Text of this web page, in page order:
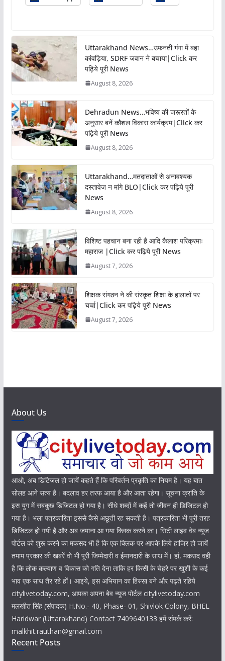
Uttarakhand News…उफनती गंगा में बहा
कांवड़िया, SDRF जवान ने बचाया|Click कर
पढ़िये पूरी News
August 8, 2026
Dehradun News…भविष्य की जरूरतों के
अनुसार बनें कौशल विकास कार्यक्रम|Click कर
पढ़िये पूरी News
August 8, 2026
Uttarakhand…मतदाताओं से अनावश्यक
दस्तावेज न मांगे BLO|Click कर पढ़िये पूरी
News
August 8, 2026
विशिष्ट पहचान बना रही है आदि कैलाश परिक्रमाः
महाराज |Click कर पढ़िये पूरी News
August 7, 2026
शिक्षक संगठन ने की संस्कृत शिक्षा के हालातों पर
चर्चा|Click कर पढ़िये पूरी News
August 7, 2026
About Us
आओ, अब डिटिजल हो जायें कहते हैं कि परिवर्तन प्रकृति का नियम है। यह बात
सोलह आने सत्य है। बदलाव हर तरफ आया है और आता रहेगा। सूचना क्रांति के
इस युग में सबकुछ डिजिटल हो गया है। सीधे शब्दों में कहें तो जीवन ही डिजिटल हो
गया है। भला पत्रकारिता इससे कैसे अछूती रह सकती है। पत्रकारिता भी पूरी तरह
डिजिटल हो गयी है और अब जमाना आ गया क्लिक करने का। सिटी लाइव वेब न्यूज
पोर्टल को शुरू करने का मकसद भी है कि एक क्लिक पर आपके लिये हाजिर हो जायें
तमाम प्रकार की खबरें वो भी पूरी जिम्मेदारी व ईमानदारी के साथ में। हां, मकसद वही
है कि लोक कल्याण व विकास को गति देना ताकि हर किसी के चेहरे पर खुशी के कई
भाव एक साथ तैर रहे हों। आइये, इस अभियान का हिस्सा बने और पढ़ते रहिये
citylivetoday.com, आपका अपना बेव न्यूज पोर्टल citylivetoday.com
मलखीत सिंह (संपादक) H.No.- 40, Phase- 01, Shivlok Colony, BHEL
Haridwar (Uttarakhand) Contact 7409640133 हमें संपर्क करें:
malkhit.rauthan@gmail.com
Recent Posts